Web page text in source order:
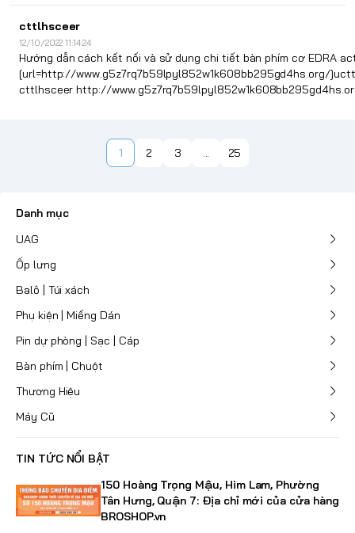
cttlhsceer
12/10/2022 11:14:24
Hướng dẫn cách kết nối và sử dụng chi tiết bàn phím cơ EDRA
[url=http://www.g5z7rq7b59lpyl852w1k608bb295gd4hs.org/
cttlhsceer http://
1 2 3 ... 25
Danh mục
UAG
Ốp lưng
Balô | Túi xách
Phụ kiện | Miếng Dán
Pin dự phòng | Sạc | Cáp
Bàn phím | Chuột
Thương Hiệu
Máy Cũ
TIN TỨC NỔI BẬT
150 Hoàng Trọng Mậu, Him Lam, Phường
Tân Hưng, Quận 7: Địa chỉ mới của cửa hàng
BROSHOP.vn